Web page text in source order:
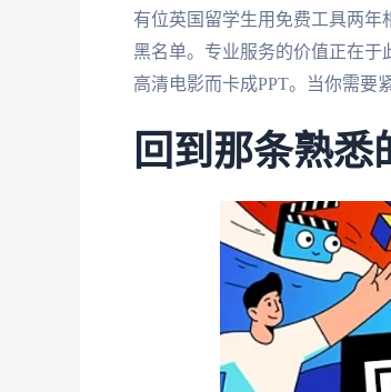
有位英国留学生用免费工具两年
黑名单。专业服务的价值正在于
高清电影而卡成PPT。当你需要
回到那条熟悉